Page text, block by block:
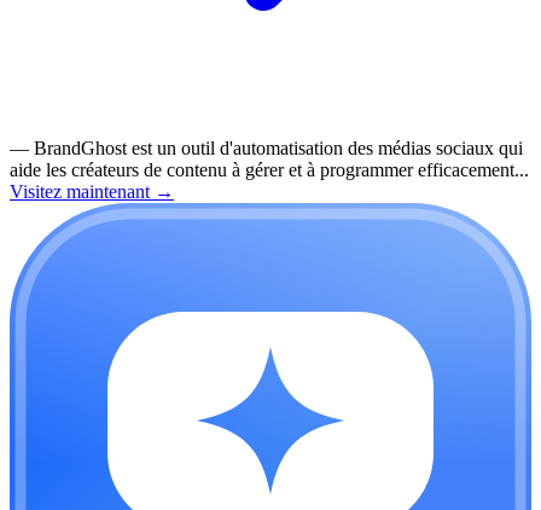
— BrandGhost est un outil d'automatisation des médias sociaux qui
aide les créateurs de contenu à gérer et à programmer efficacement...
Visitez maintenant →